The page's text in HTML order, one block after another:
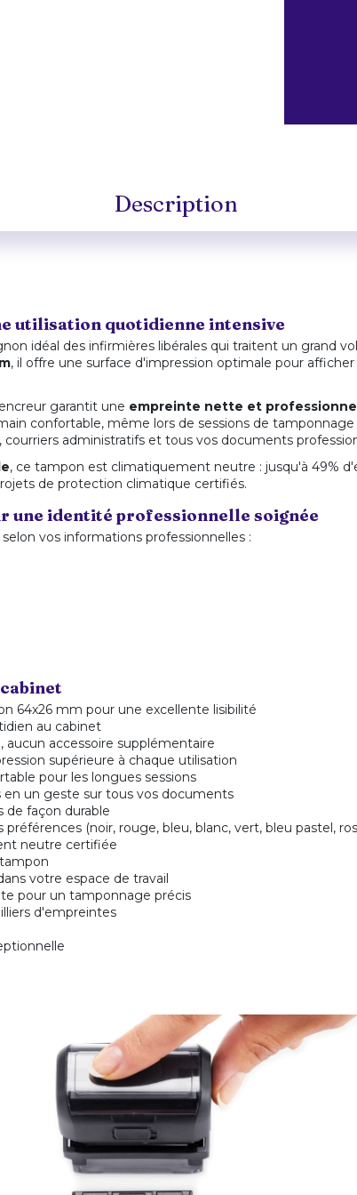
Description
utilisation quotidienne intensive
idéal des infirmières libérales qui traitent un grand
, il offre une surface d'impression optimale pour
garantit une empreinte nette et
confortable, même lors de sessions de
courriers administratifs et tous vos documents
, ce tampon est climatiquement neutre : jusqu'à 49%
de protection climatique certifiés.
une identité professionnelle soignée
selon vos informations professionnelles :
64x26 mm pour une excellente lisibilité
au cabinet
aucun accessoire supplémentaire
supérieure à chaque utilisation
pour les longues sessions
en un geste sur tous vos documents
de façon durable
préférences (noir, rouge, bleu, blanc, vert, bleu pastel,
neutre certifiée
votre espace de travail
pour un tamponnage précis
d'empreintes